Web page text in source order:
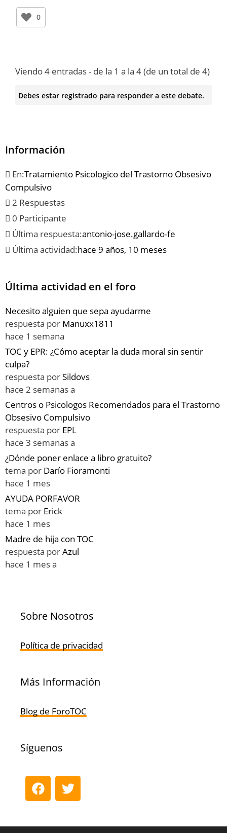
0
Viendo 4 entradas - de la 1 a la 4 (de un total de 4)
Debes estar registrado para responder a este debate.
Información
En:Tratamiento Psicologico del Trastorno Obsesivo
Compulsivo
2 Respuestas
0 Participante
Última respuesta:antonio-jose.gallardo-fe
Última actividad:hace 9 años, 10 meses
Última actividad en el foro
Necesito alguien que sepa ayudarme
respuesta por Manuxx1811
hace 1 semana
TOC y EPR: ¿Cómo aceptar la duda moral sin sentir
culpa?
respuesta porSildovs
hace 2 semanas a
Centros o Psicologos Recomendados para el Trastorno
Obsesivo Compulsivo
respuesta por EPL
hace 3 semanas a
¿Dónde poner enlace a libro gratuito?
tema por Darío Fioramonti
hace 1 mes
AYUDA PORFAVOR
tema por Erick
hace 1 mes
Madre de hija con TOC
respuesta porAzul
hace 1 mes a
Sobre Nosotros
Política de privacidad
Más Información
Blog de ForoTOC
Síguenos